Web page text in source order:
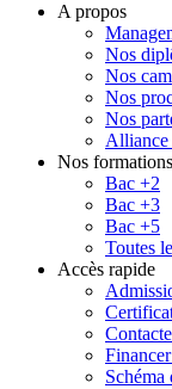
A propos
Nos
Nos
Nos
Nos
Alliance
Nos formations
Bac +2
Bac +3
Bac +5
Toutes
Accès rapide
Schéma